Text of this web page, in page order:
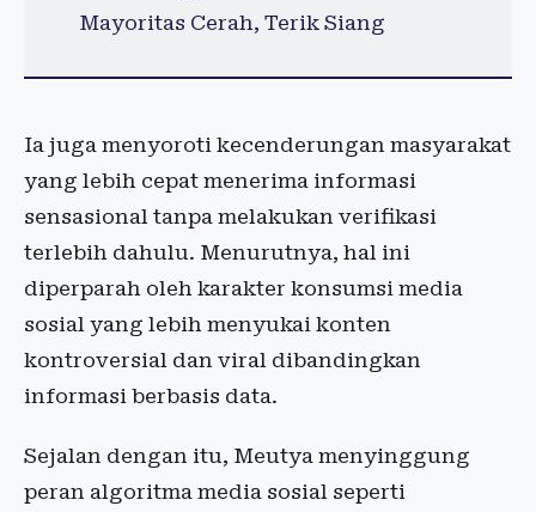
Mayoritas Cerah, Terik Siang
Ia juga menyoroti kecenderungan masyarakat
yang lebih cepat menerima informasi
sensasional tanpa melakukan verifikasi
terlebih dahulu. Menurutnya, hal ini
diperparah oleh karakter konsumsi media
sosial yang lebih menyukai konten
kontroversial dan viral dibandingkan
informasi berbasis data.
Sejalan dengan itu, Meutya menyinggung
peran algoritma media sosial seperti